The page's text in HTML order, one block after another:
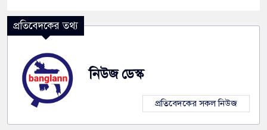
প্রতিবেদকের তথ্য
নিউজ ডেস্ক
প্রতিবেদকের সকল নিউজ